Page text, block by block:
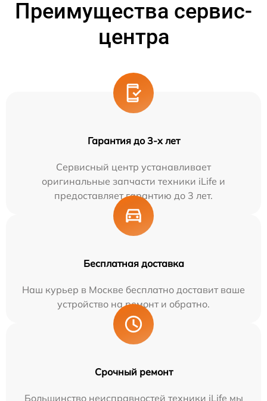
Преимущества сервис-
центра
Гарантия до 3-х лет
Сервисный центр устанавливает
оригинальные запчасти техники iLife и
предоставляет гарантию до 3 лет.
Бесплатная доставка
Наш курьер в Москве бесплатно доставит ваше
устройство на ремонт и обратно.
Срочный ремонт
Большинство неисправностей техники iLife мы